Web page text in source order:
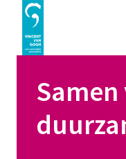
Overslaan
contentHomepagina